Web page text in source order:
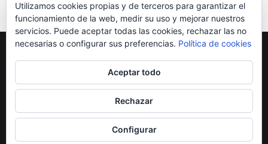
©2026 Química en casa.com
Utilizamos cookies propias y de terceros para garantizar el
funcionamiento de la web, medir su uso y mejorar nuestros
servicios. Puede aceptar todas las cookies, rechazar las no
necesarias o configurar sus preferencias. Política de cookies
Aceptar todo
Rechazar
Configurar